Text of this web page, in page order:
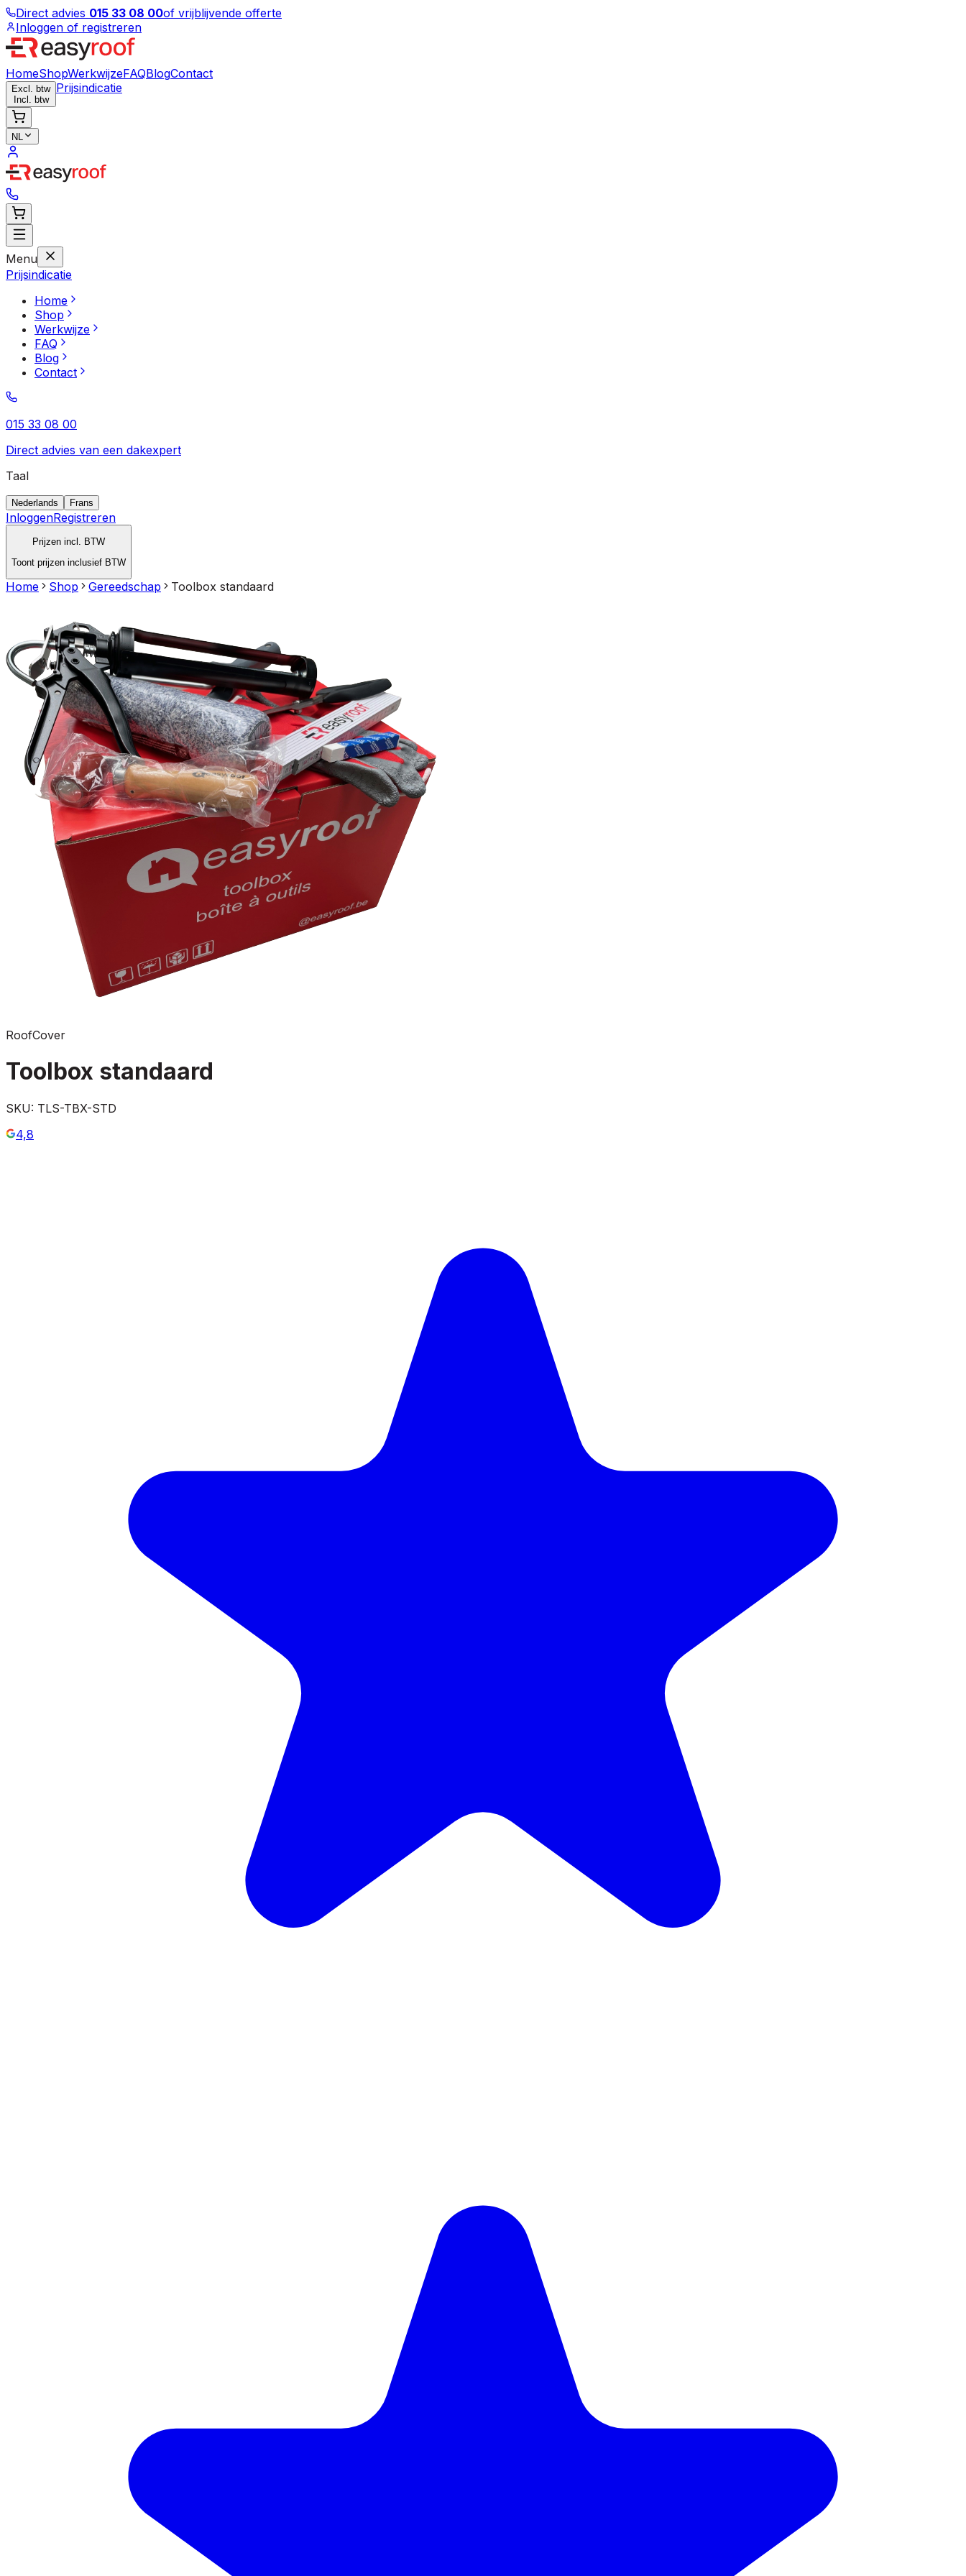
Direct advies 015 33 08 00of vrijblijvende offerte
Inloggen of registreren
HomeShopWerkwijzeFAQBlogContact
Excl. btw
Incl. btw
Prijsindicatie
NL
Menu
Prijsindicatie
Home
Shop
Werkwijze
FAQ
Blog
Contact
015 33 08 00
Direct advies van een dakexpert
Taal
Nederlands Frans
InloggenRegistreren
Prijzen incl. BTW
Toont prijzen inclusief BTW
Home Shop Gereedschap Toolbox standaard
RoofCover
Toolbox standaard
SKU: TLS-TBX-STD
4,8